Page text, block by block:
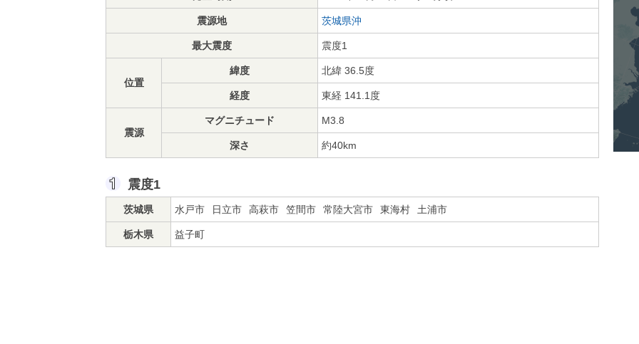
震源地 茨城県沖
最大震度 震度1
位置
緯度 北緯 36.5度
経度 東経 141.1度
震源
マグニチュード M3.8
深さ 約40km
震度1
茨城県 水戸市 日立市 高萩市 笠間市 常陸大宮市 東海村 土浦市
栃木県 益子町